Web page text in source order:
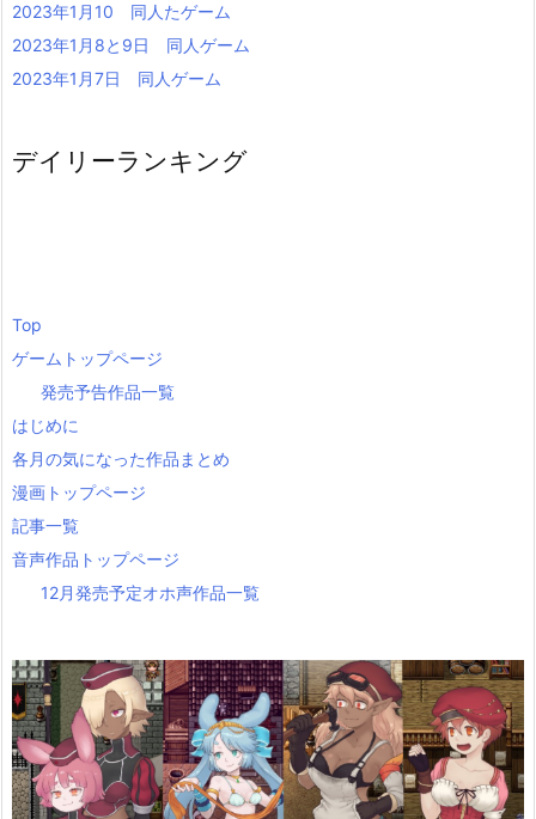
2023年1月10 同人たゲーム
2023年1月8と9日 同人ゲーム
2023年1月7日 同人ゲーム
デイリーランキング
Top
ゲームトップページ
発売予告作品一覧
はじめに
各月の気になった作品まとめ
漫画トップページ
記事一覧
音声作品トップページ
12月発売予定オホ声作品一覧